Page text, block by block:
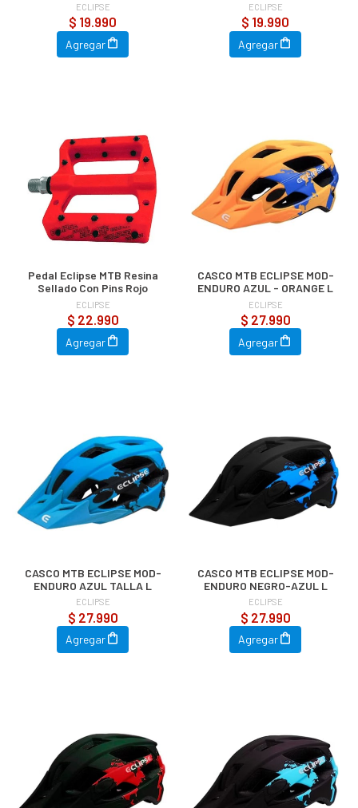
ECLIPSE
$ 19.990
Agregar
ECLIPSE
$ 19.990
Agregar
Pedal Eclipse MTB Resina
Sellado Con Pins Rojo
ECLIPSE
$ 22.990
Agregar
CASCO MTB ECLIPSE MOD-
ENDURO AZUL - ORANGE L
ECLIPSE
$ 27.990
Agregar
CASCO MTB ECLIPSE MOD-
ENDURO AZUL TALLA L
ECLIPSE
$ 27.990
Agregar
CASCO MTB ECLIPSE MOD-
ENDURO NEGRO-AZUL L
ECLIPSE
$ 27.990
Agregar